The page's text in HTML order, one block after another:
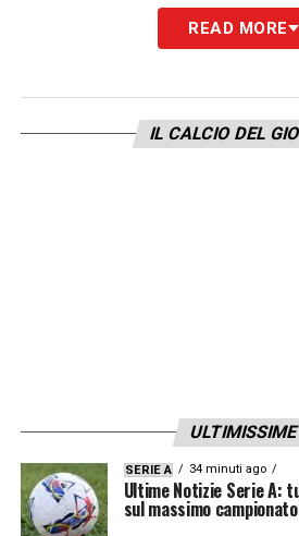
PIERO, TOTTI, CASSANO E
COME MI SPIEGO QUESTA
mille anni fa? I ragazzi
al campetto e in piazzetta.
eterogeneità, non c’era
invece inserendoli nei
calcio, i bambini sono tutti,
standardizzati, ma sono
READ MORE
IL CALCIO DEL
ULTIMISSIME
SERIE A 34 minuti ago
Ultime Notizie Serie A:
sul massimo